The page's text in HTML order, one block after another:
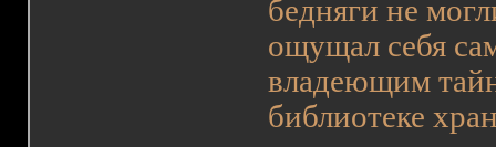
бедняги не
ощущал себя
владеющим
библиотеке